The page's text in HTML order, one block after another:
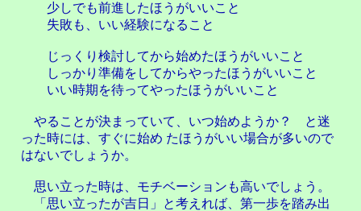
少しでも前進したほうがいいこと
失敗も、いい経験になること
じっくり検討してから始めたほうがいいこと
しっかり準備をしてからやったほうがいいこと
いい時期を待ってやったほうがいいこと
やることが決まっていて、いつ始めようか？ と迷
った時には、すぐに始め たほうがいい場合が多いので
はないでしょうか。
思い立った時は、モチベーションも高いでしょう。
「思い立ったが吉日」と考えれば、第一歩を踏み出